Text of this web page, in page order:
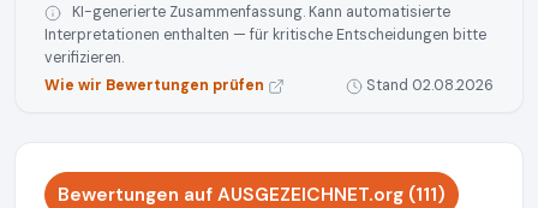
KI-generierte Zusammenfassung. Kann automatisierte
Interpretationen enthalten — für kritische Entscheidungen bitte
verifizieren.
Wie wir Bewertungen prüfen
Stand 02.08.2026
Bewertungen auf AUSGEZEICHNET.org (111)